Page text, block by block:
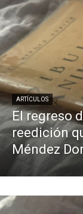
ARTÍCULOS
El regreso
reedición
Méndez